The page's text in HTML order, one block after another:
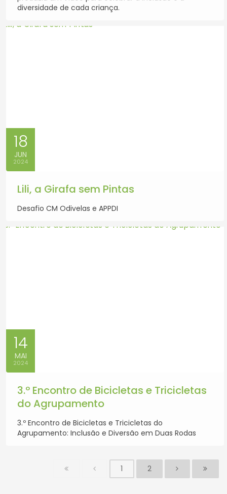
diversidade de cada criança.
18
JUN
2024
Lili, a Girafa sem Pintas
Desafio CM Odivelas e APPDI
14
MAI
2024
3.º Encontro de Bicicletas e Tricicletas
do Agrupamento
3.º Encontro de Bicicletas e Tricicletas do
Agrupamento: Inclusão e Diversão em Duas Rodas
1 2